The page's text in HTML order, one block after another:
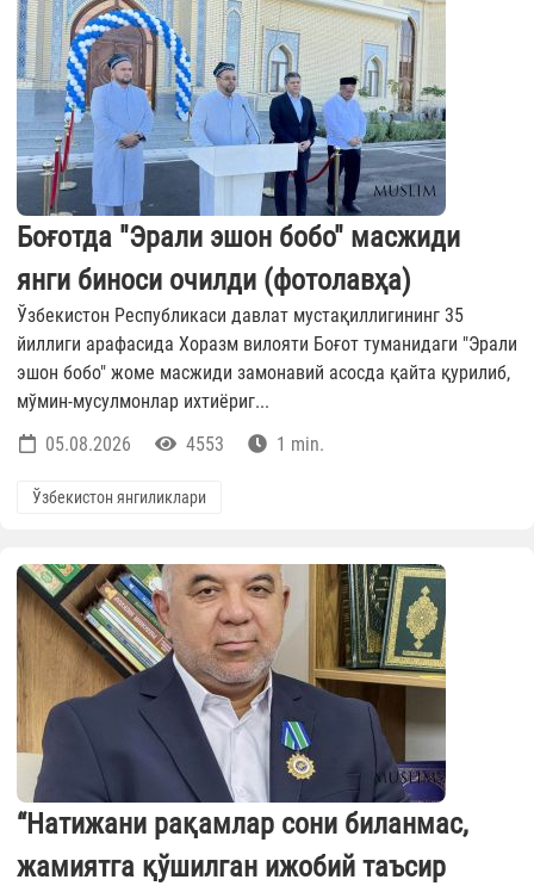
Боғотда "Эрали эшон бобо" масжиди
янги биноси очилди (фотолавҳа)
Ўзбекистон Республикаси давлат мустақиллигининг 35
йиллиги арафасида Хоразм вилояти Боғот туманидаги "Эрали
эшон бобо" жоме масжиди замонавий асосда қайта қурилиб,
мўмин-мусулмонлар ихтиёриг...
05.08.2026
4553 1 min.
Ўзбекистон янгиликлари
“Натижани рақамлар сони биланмас,
жамиятга қўшилган ижобий таъсир